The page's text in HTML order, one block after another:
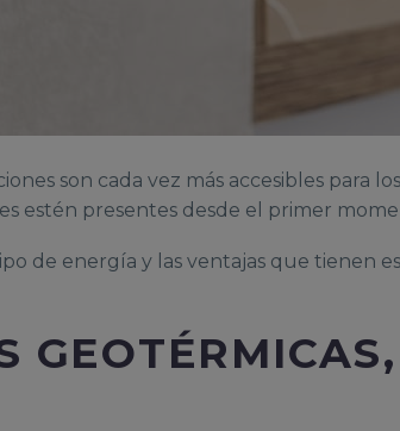
son cada vez más accesibles para
estén presentes desde el primer
de energía y las ventajas que tienen